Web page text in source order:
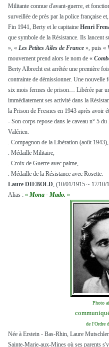
Militante connue d'avant-guerre, et
surveillée de près par la police française et,
Fin 1941, Berty et le capitaine Henri
que symbole de la Résistance. Ils lancent
», « Les Petites Ailes de France », puis «
mouvement prend alors le nom de «
Berty Albrecht est arrêtée une première
contrainte de démissionner. Une nouvelle
six mois fermes de prison… Libérée par
immédiatement ses activité dans la
la Prison de Fresnes en 1943 après avoir
- Son corps repose dans le caveau n° 5
Valérien.
. Compagnon de la Libération (août 1943),
. Médaille Militaire,
. Croix de Guerre avec palme,
. Médaille de la Résistance avec Rosette.
Laure DIEBOLD , (10/01/1915 ~ 17/10/
Alias : « Mona - Mado. »
Photo
de l'Ordre
Née à Erstein - Bas-Rhin, Laure
Sainte-Marie-aux-Mines où ses parents